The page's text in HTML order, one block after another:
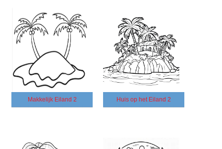
Makkelijk Eiland 2 Huis op het Eiland 2